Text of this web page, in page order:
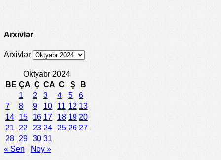
Arxivlər
Arxivlər
Oktyabr 2024
BE ÇA Ç CA C Ş
B
1
2 3 4 5
6
7
8 9 10 11 12 13
14 15 16 17 18 19 20
21
22 23 24 25 26 27
28 29 30 31
« Sen
Noy »